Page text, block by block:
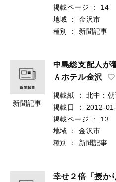
掲載ページ
：
14
地域
：
金沢市
種別
： 新聞記事
新聞記事
中島総支配人が
Ａホテル金沢
掲載紙 ：
北中：朝
掲載日
：
2012-
掲載ページ
：
13
地域
：
金沢市
種別
： 新聞記事
幸せ２倍「授か